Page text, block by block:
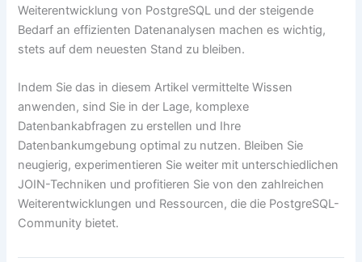
Weiterentwicklung von PostgreSQL und der steigende
Bedarf an effizienten Datenanalysen machen es wichtig,
stets auf dem neuesten Stand zu bleiben.
Indem Sie das in diesem Artikel vermittelte Wissen
anwenden, sind Sie in der Lage, komplexe
Datenbankabfragen zu erstellen und Ihre
Datenbankumgebung optimal zu nutzen. Bleiben Sie
neugierig, experimentieren Sie weiter mit unterschiedlichen
JOIN-Techniken und profitieren Sie von den zahlreichen
Weiterentwicklungen und Ressourcen, die die PostgreSQL-
Community bietet.